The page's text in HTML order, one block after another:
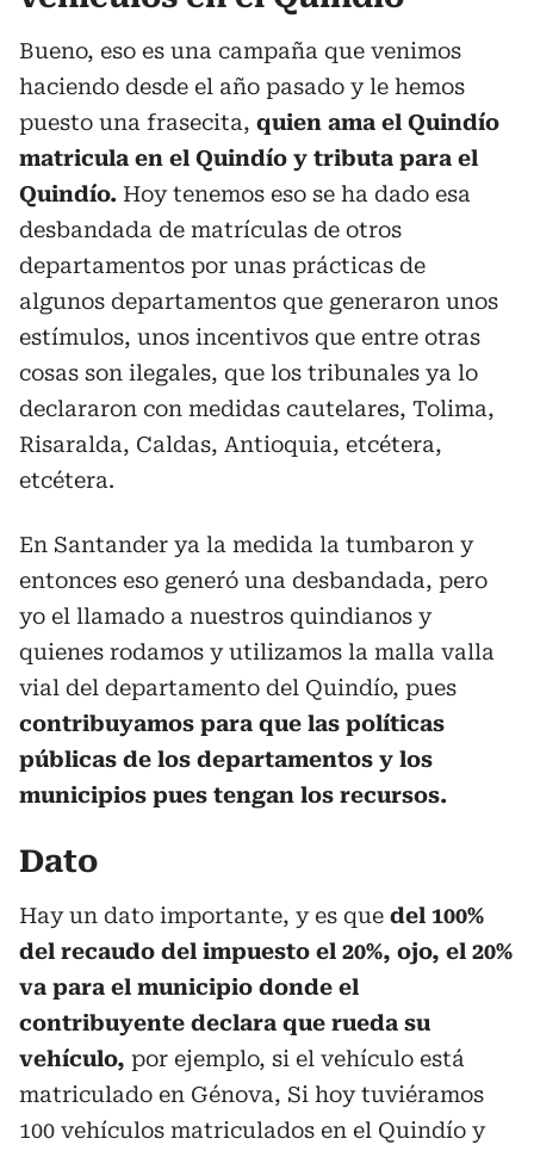
Bueno, eso es una campaña que venimos
haciendo desde el año pasado y le hemos
puesto una frasecita, quien ama el Quindío
matricula en el Quindío y tributa para el
Quindío. Hoy tenemos eso se ha dado esa
desbandada de matrículas de otros
departamentos por unas prácticas de
algunos departamentos que generaron unos
estímulos, unos incentivos que entre otras
cosas son ilegales, que los tribunales ya lo
declararon con medidas cautelares, Tolima,
Risaralda, Caldas, Antioquia, etcétera,
etcétera.
En Santander ya la medida la tumbaron y
entonces eso generó una desbandada, pero
yo el llamado a nuestros quindianos y
quienes rodamos y utilizamos la malla valla
vial del departamento del Quindío, pues
contribuyamos para que las políticas
públicas de los departamentos y los
municipios pues tengan los recursos.
Dato
Hay un dato importante, y es que del 100%
del recaudo del impuesto el 20%, ojo, el 20%
va para el municipio donde el
contribuyente declara que rueda su
vehículo, por ejemplo, si el vehículo está
matriculado en Génova, Si hoy tuviéramos
100 vehículos matriculados en el Quindío y